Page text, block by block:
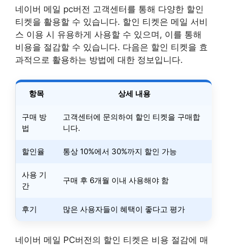
네이버 메일 pc버전 고객센터를 통해 다양한 할인
티켓을 활용할 수 있습니다. 할인 티켓은 메일 서비
스 이용 시 유용하게 사용할 수 있으며, 이를 통해
비용을 절감할 수 있습니다. 다음은 할인 티켓을 효
과적으로 활용하는 방법에 대한 정보입니다.
항목 상세 내용
구매 방
법
고객센터에 문의하여 할인 티켓을 구매합
니다.
할인율 통상 10%에서 30%까지 할인 가능
사용 기
간
구매 후 6개월 이내 사용해야 함
후기 많은 사용자들이 혜택이 좋다고 평가
네이버 메일 PC버전의 할인 티켓은 비용 절감에 매